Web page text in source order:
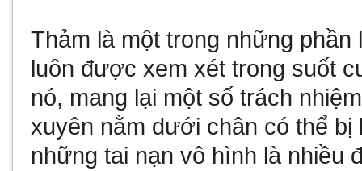
Thảm là một trong những
luôn được xem xét trong suốt
nó, mang lại một số trách
xuyên nằm dưới chân có thể
những tai nạn vô hình là nhiều